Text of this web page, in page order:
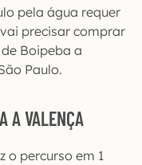
pela água requer
precisar comprar
Boipeba a
Paulo.
A VALENÇA
o percurso em 1